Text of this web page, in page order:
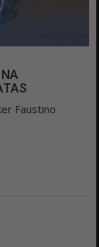
Faustino